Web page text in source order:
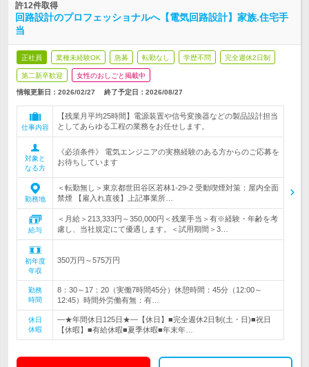
許12件取得
回路設計のプロフェッショナルへ【電気回路設計】家族.住宅手
当
正社員 業種未経験OK 急募 転勤なし 学歴不問 完全週休2日制
第二新卒歓迎 女性のおしごと掲載中
情報更新日：2026/02/27 終了予定日： 2026/08/27
仕事内容
【残業月平均25時間】電源装置や信号変換器などの製品設計担当
としてあらゆる工程の業務をお任せします。
対象と
なる方
《必須条件》 電気エンジニアの実務経験のある方からのご応募を
お待ちしています
勤務地
＜転勤無し＞東京都世田谷区若林1-29-2 受動喫煙対策：屋内全面
禁煙 【雇入れ直後】上記事業所…
給与
＜月給＞213,333円～350,000円＜残業手当＞有※経験・年齢を考
慮し、当社規定にて優遇します。＜試用期間＞3…
初年度
年収
350万円～575万円
勤務
時間
8：30～17：20（実働7時間45分）休憩時間：45分（12:00～
12:45）時間外労働有無：有…
休日
休暇
―★年間休日125日★―【休日】■完全週休2日制(土・日)■祝日
【休暇】■有給休暇■夏季休暇■年末年…